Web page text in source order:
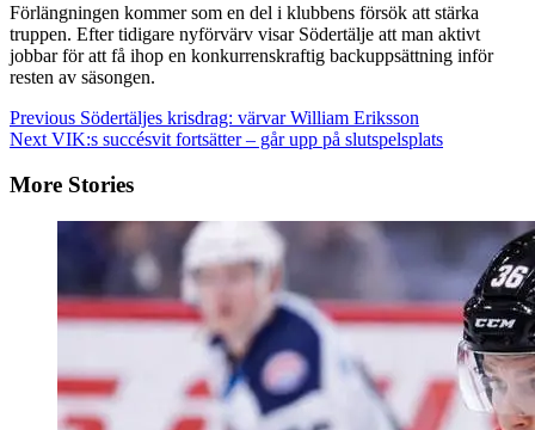
Förlängningen kommer som en del i klubbens försök att stärka
truppen. Efter tidigare nyförvärv visar Södertälje att man aktivt
jobbar för att få ihop en konkurrenskraftig backuppsättning inför
resten av säsongen.
Continue
Reading
Previous Södertäljes krisdrag: värvar William Eriksson
Next VIK:s succésvit fortsätter – går upp på slutspelsplats
More Stories